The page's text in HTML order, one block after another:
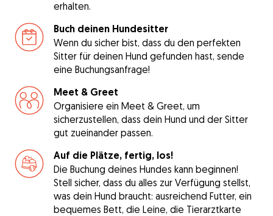
erhalten.
Buch deinen Hundesitter
Wenn du sicher bist, dass du den perfekten
Sitter für deinen Hund gefunden hast, sende
eine Buchungsanfrage!
Meet & Greet
Organisiere ein Meet & Greet, um
sicherzustellen, dass dein Hund und der Sitter
gut zueinander passen.
Auf die Plätze, fertig, los!
Die Buchung deines Hundes kann beginnen!
Stell sicher, dass du alles zur Verfügung stellst,
was dein Hund braucht: ausreichend Futter, ein
bequemes Bett, die Leine, die Tierarztkarte